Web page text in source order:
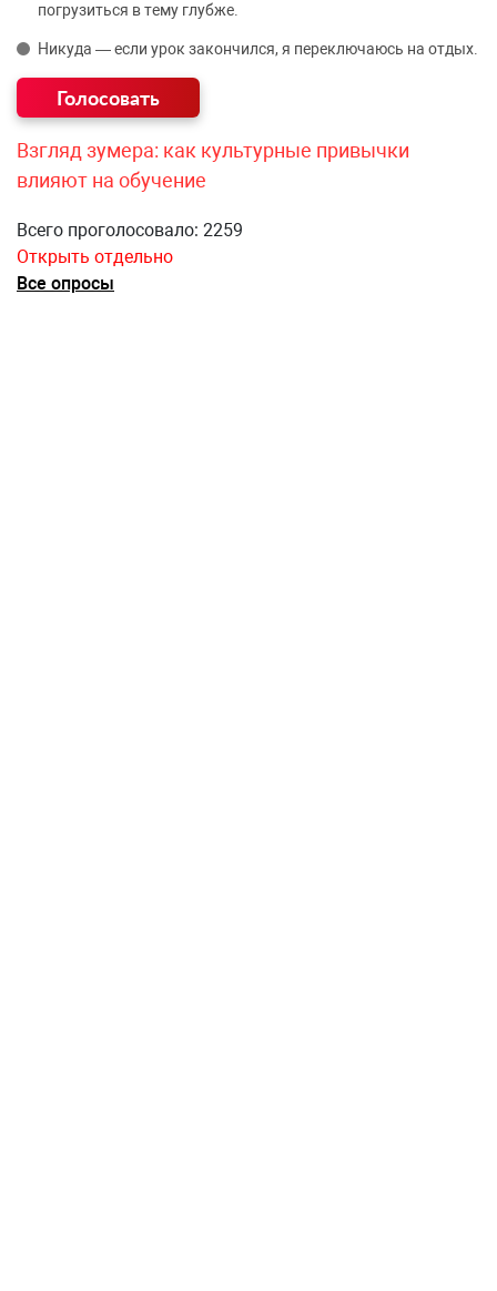
погрузиться в тему глубже.
Никуда — если урок закончился, я переключаюсь на отдых.
Взгляд зумера: как культурные привычки
влияют на обучение
Всего проголосовало: 2259
Открыть отдельно
Все опросы